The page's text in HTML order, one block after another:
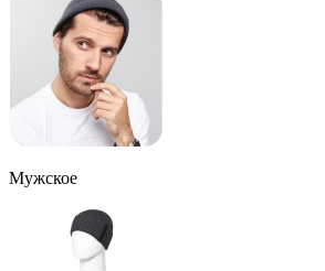
Мужское